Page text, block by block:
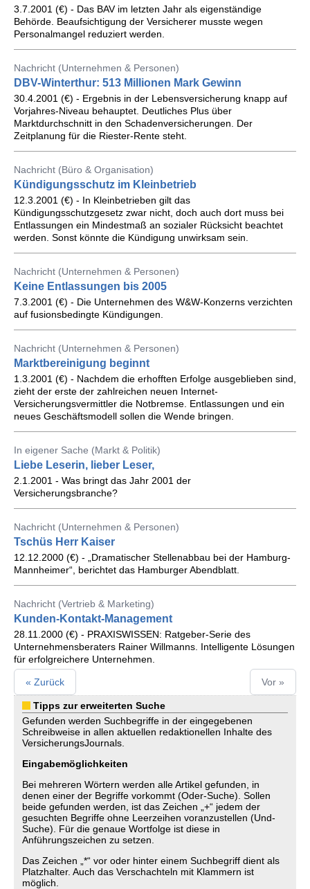
3.7.2001 (€) - Das BAV im letzten Jahr als eigenständige
Behörde. Beaufsichtigung der Versicherer musste wegen
Personalmangel reduziert werden.
Nachricht (Unternehmen & Personen)
DBV-Winterthur: 513 Millionen Mark Gewinn
30.4.2001 (€) - Ergebnis in der Lebensversicherung knapp auf
Vorjahres-Niveau behauptet. Deutliches Plus über
Marktdurchschnitt in den Schadenversicherungen. Der
Zeitplanung für die Riester-Rente steht.
Nachricht (Büro & Organisation)
Kündigungsschutz im Kleinbetrieb
12.3.2001 (€) - In Kleinbetrieben gilt das
Kündigungsschutzgesetz zwar nicht, doch auch dort muss bei
Entlassungen ein Mindestmaß an sozialer Rücksicht beachtet
werden. Sonst könnte die Kündigung unwirksam sein.
Nachricht (Unternehmen & Personen)
Keine Entlassungen bis 2005
7.3.2001 (€) - Die Unternehmen des W&W-Konzerns verzichten
auf fusionsbedingte Kündigungen.
Nachricht (Unternehmen & Personen)
Marktbereinigung beginnt
1.3.2001 (€) - Nachdem die erhofften Erfolge ausgeblieben sind,
zieht der erste der zahlreichen neuen Internet-
Versicherungsvermittler die Notbremse. Entlassungen und ein
neues Geschäftsmodell sollen die Wende bringen.
In eigener Sache (Markt & Politik)
Liebe Leserin, lieber Leser,
2.1.2001 - Was bringt das Jahr 2001 der
Versicherungsbranche?
Nachricht (Unternehmen & Personen)
Tschüs Herr Kaiser
12.12.2000 (€) - „Dramatischer Stellenabbau bei der Hamburg-
Mannheimer“, berichtet das Hamburger Abendblatt.
Nachricht (Vertrieb & Marketing)
Kunden-Kontakt-Management
28.11.2000 (€) - PRAXISWISSEN: Ratgeber-Serie des
Unternehmensberaters Rainer Willmanns. Intelligente Lösungen
für erfolgreichere Unternehmen.
« Zurück Vor »
Tipps zur erweiterten Suche
Gefunden werden Suchbegriffe in der eingegebenen
Schreibweise in allen aktuellen redaktionellen Inhalte des
VersicherungsJournals.
Eingabemöglichkeiten
Bei mehreren Wörtern werden alle Artikel gefunden, in
denen einer der Begriffe vorkommt (Oder-Suche). Sollen
beide gefunden werden, ist das Zeichen „+“ jedem der
gesuchten Begriffe ohne Leerzeihen voranzustellen (Und-
Suche). Für die genaue Wortfolge ist diese in
Anführungszeichen zu setzen.
Das Zeichen „*“ vor oder hinter einem Suchbegriff dient als
Platzhalter. Auch das Verschachteln mit Klammern ist
möglich.